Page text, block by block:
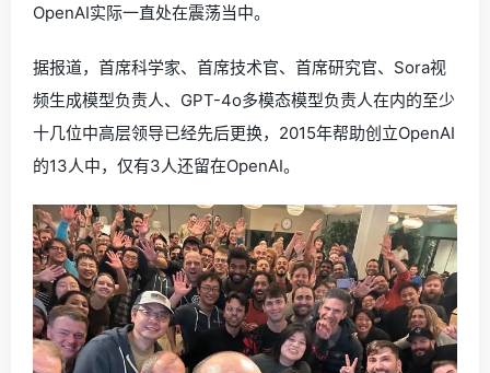
OpenAI实际一直处在震荡当中。
据报道，首席科学家、首席技术官、首席研究官、Sora视
频生成模型负责人、GPT-4o多模态模型负责人在内的至少
十几位中高层领导已经先后更换，2015年帮助创立OpenAI
的13人中，仅有3人还留在OpenAI。